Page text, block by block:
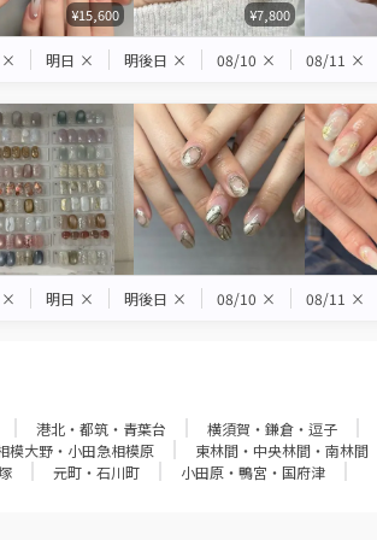
¥15,600 ¥7,800
× 明日 × 明後日 × 08/10 × 08/11 ×
× 明日 × 明後日 × 08/10 × 08/11 ×
港北・都筑・青葉台 横須賀・鎌倉・逗子
模大野・小田急相模原 東林間・中央林間・南林間
元町・石川町 小田原・鴨宮・国府津